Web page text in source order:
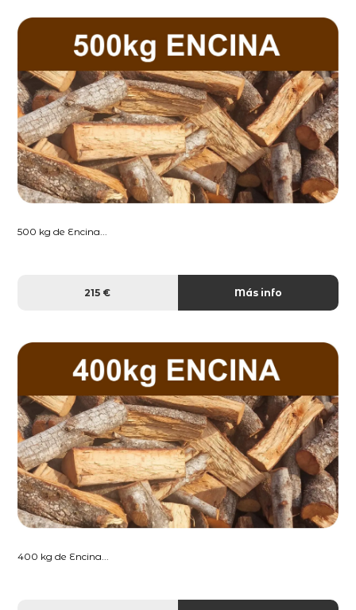
500 kg de Encina...
215 € Más info
400 kg de Encina...